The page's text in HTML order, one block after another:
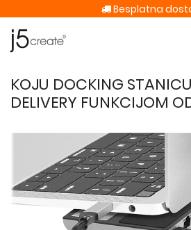
Besplatna
KOJU DOCKING
DELIVERY FUNKCIJOM